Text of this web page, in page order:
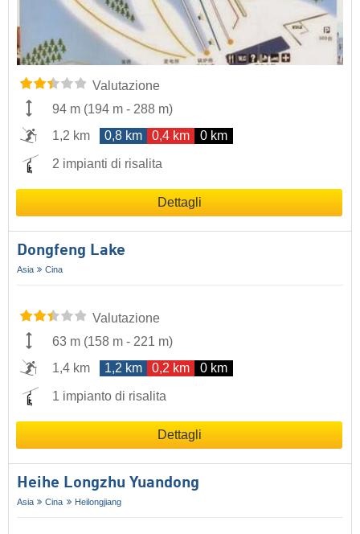
Valutazione
94 m (194 m - 288 m)
1,2 km
0,8 km 0,4 km 0 km
2 impianti di risalita
Dettagli
Dongfeng Lake
Asia Cina
Valutazione
63 m (158 m - 221 m)
1,4 km
1,2 km 0,2 km 0 km
1 impianto di risalita
Dettagli
Heihe Longzhu Yuandong
Asia Cina Heilongjiang